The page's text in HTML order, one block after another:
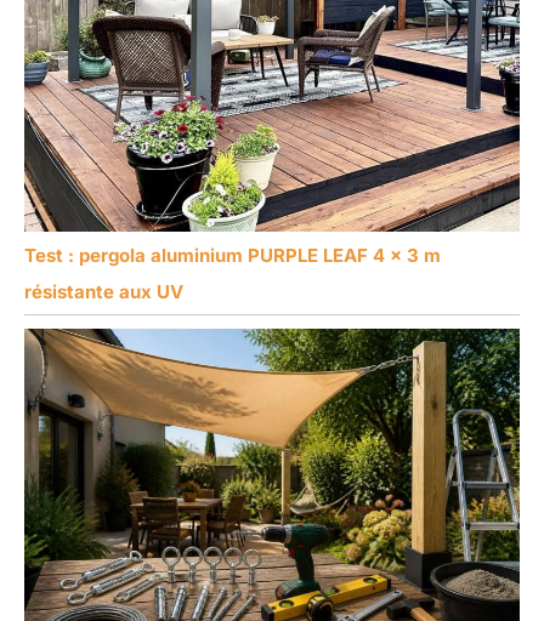
Test : pergola aluminium PURPLE LEAF 4 x 3 m
résistante aux UV